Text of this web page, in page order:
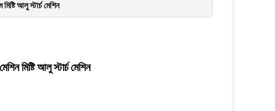
আলু স্টার্চ মেশিন
মিষ্টি আলু স্টার্চ মেশিন